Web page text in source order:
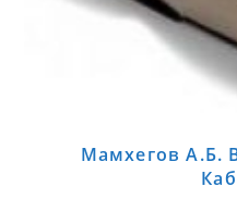
Мамхегов А.Б.